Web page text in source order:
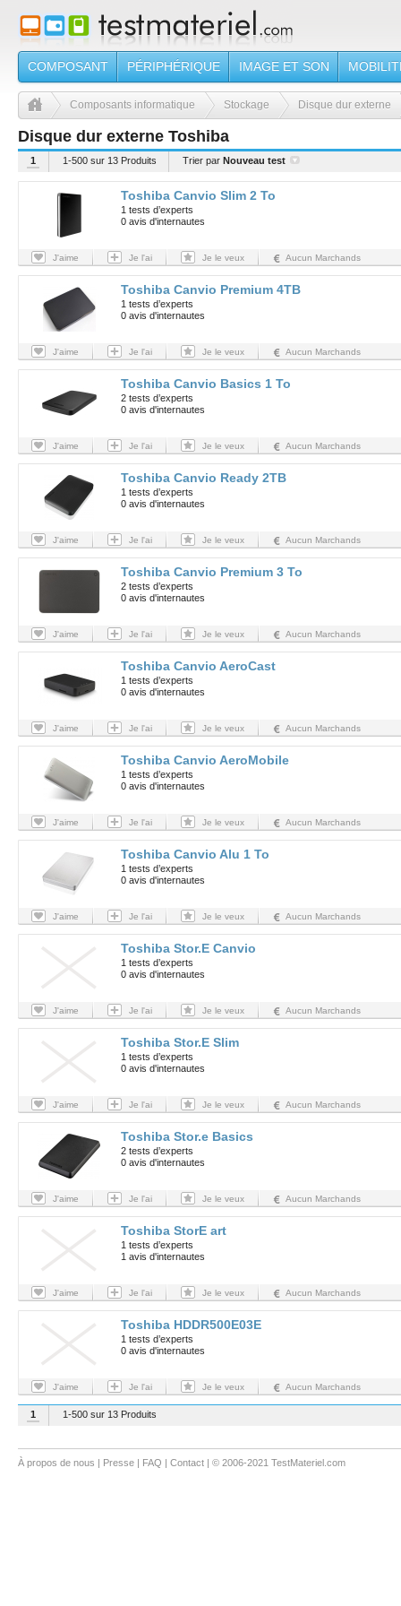
COMPOSANT PÉRIPHÉRIQUE IMAGE ET SON
Composants informatique Stockage Disque dur externe
Disque dur externe Toshiba
1 1-500 sur 13 Produits Trier par Nouveau test
Toshiba Canvio Slim 2 To
1 tests d’experts
0 avis d'internautes
J'aime Je l'ai Je le veux Aucun Marchands
Toshiba Canvio Premium 4TB
1 tests d’experts
0 avis d'internautes
J'aime Je l'ai Je le veux Aucun Marchands
Toshiba Canvio Basics 1 To
2 tests d’experts
0 avis d'internautes
J'aime Je l'ai Je le veux Aucun Marchands
Toshiba Canvio Ready 2TB
1 tests d’experts
0 avis d'internautes
J'aime Je l'ai Je le veux Aucun Marchands
Toshiba Canvio Premium 3 To
2 tests d’experts
0 avis d'internautes
J'aime Je l'ai Je le veux Aucun Marchands
Toshiba Canvio AeroCast
1 tests d’experts
0 avis d'internautes
J'aime Je l'ai Je le veux Aucun Marchands
Toshiba Canvio AeroMobile
1 tests d’experts
0 avis d'internautes
J'aime Je l'ai Je le veux Aucun Marchands
Toshiba Canvio Alu 1 To
1 tests d’experts
0 avis d'internautes
J'aime Je l'ai Je le veux Aucun Marchands
Toshiba Stor.E Canvio
1 tests d’experts
0 avis d'internautes
J'aime Je l'ai Je le veux Aucun Marchands
Toshiba Stor.E Slim
1 tests d’experts
0 avis d'internautes
J'aime Je l'ai Je le veux Aucun Marchands
Toshiba Stor.e Basics
2 tests d’experts
0 avis d'internautes
J'aime Je l'ai Je le veux Aucun Marchands
Toshiba StorE art
1 tests d’experts
1 avis d'internautes
J'aime Je l'ai Je le veux Aucun Marchands
Toshiba HDDR500E03E
1 tests d’experts
0 avis d'internautes
J'aime Je l'ai Je le veux Aucun Marchands
1 1-500 sur 13 Produits
À propos de nous | Presse | FAQ | Contact | © 2006-2021 TestMateriel.com